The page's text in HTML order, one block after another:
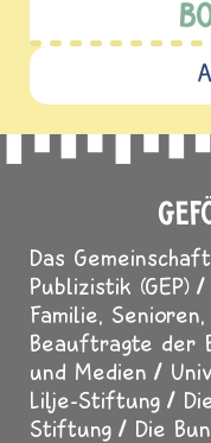
Das
Publizistik (GEP)
Familie,
Beauftragte der
und Medien
Lilje-Stiftung
Stiftung
Die